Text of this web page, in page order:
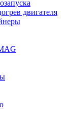
двигателя